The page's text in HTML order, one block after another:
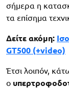
σήμερα η
τα επίσημα
Δείτε ακόμη:
GT500 (+video)
Έτσι λοιπόν,
ο